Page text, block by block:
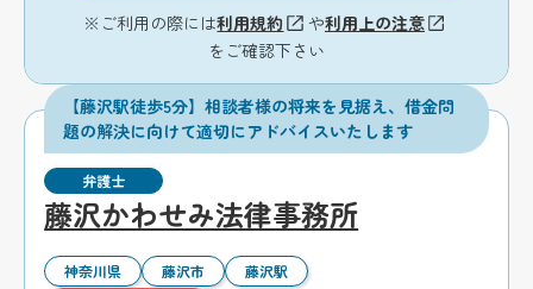
※ご利用の際には利用規約 や利用上の注意
をご確認下さい
【藤沢駅徒歩5分】相談者様の将来を見据え、借金問
題の解決に向けて適切にアドバイスいたします
弁護士
藤沢かわせみ法律事務所
神奈川県 藤沢市 藤沢駅